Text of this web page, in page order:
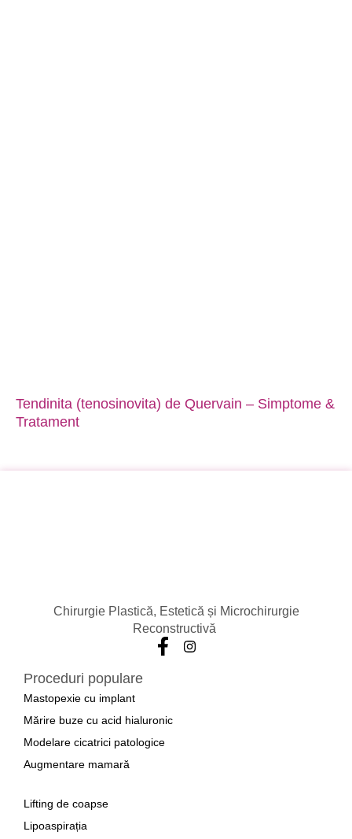
Tendinita (tenosinovita) de Quervain – Simptome &
Tratament
Chirurgie Plastică, Estetică și Microchirurgie
Reconstructivă
Proceduri populare
Mastopexie cu implant
Mărire buze cu acid hialuronic
Modelare cicatrici patologice
Augmentare mamară
Lifting de coapse
Lipoaspirația